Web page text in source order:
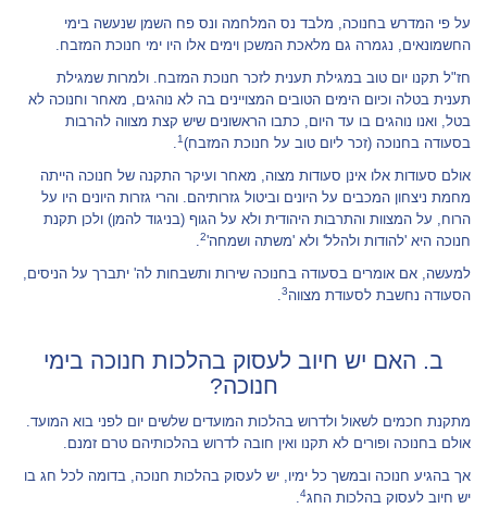
על פי המדרש בחנוכה, מלבד נס המלחמה ונס פח השמן שנעשה בימי
החשמונאים, נגמרה גם מלאכת המשכן וימים אלו היו ימי חנוכת המזבח.
חז"ל תקנו יום טוב במגילת תענית לזכר חנוכת המזבח. ולמרות שמגילת
תענית בטלה וכיום הימים הטובים המצויינים בה לא נוהגים, מאחר וחנוכה לא
בטל, ואנו נוהגים בו עד היום, כתבו הראשונים שיש קצת מצווה להרבות
בסעודה בחנוכה (זכר ליום טוב על חנוכת המזבח)1
.
אולם סעודות אלו אינן סעודות מצוה, מאחר ועיקר התקנה של חנוכה הייתה
מחמת ניצחון המכבים על היונים וביטול גזרותיהם. והרי גזרות היונים היו על
הרוח, על המצוות והתרבות היהודית ולא על הגוף (בניגוד להמן) ולכן תקנת
חנוכה היא 'להודות ולהלל' ולא 'משתה ושמחה'2
.
למעשה, אם אומרים בסעודה בחנוכה שירות ותשבחות לה' יתברך על הניסים,
הסעודה נחשבת לסעודת מצווה3
.
ב. האם יש חיוב לעסוק בהלכות חנוכה בימי
חנוכה?
מתקנת חכמים לשאול ולדרוש בהלכות המועדים שלשים יום לפני בוא המועד.
אולם בחנוכה ופורים לא תקנו ואין חובה לדרוש בהלכותיהם טרם זמנם.
אך בהגיע חנוכה ובמשך כל ימיו, יש לעסוק בהלכות חנוכה, בדומה לכל חג בו
יש חיוב לעסוק בהלכות החג4
.